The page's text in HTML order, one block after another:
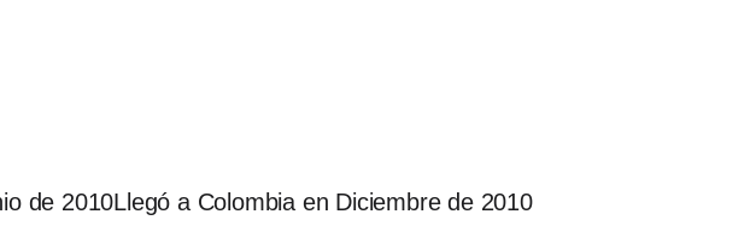
de 2010Llegó a Colombia en Diciembre de 2010